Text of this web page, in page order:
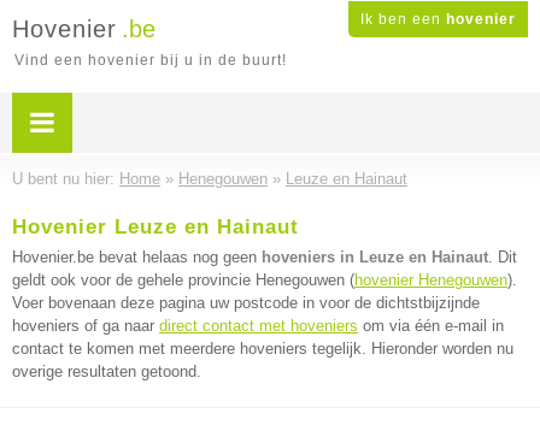
Ik ben een hovenier
Hovenier .be
Vind een hovenier bij u in de buurt!
U bent nu hier: Home » Henegouwen » Leuze en Hainaut
Hovenier Leuze en Hainaut
Hovenier.be bevat helaas nog geen hoveniers in Leuze en Hainaut. Dit
geldt ook voor de gehele provincie Henegouwen (hovenier Henegouwen).
Voer bovenaan deze pagina uw postcode in voor de dichtstbijzijnde
hoveniers of ga naar direct contact met hoveniers om via één e-mail in
contact te komen met meerdere hoveniers tegelijk. Hieronder worden nu
overige resultaten getoond.